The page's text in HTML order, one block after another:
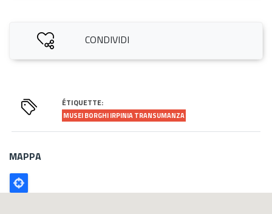
CONDIVIDI
ÉTIQUETTE:
MUSEI BORGHI IRPINIA TRANSUMANZA
MAPPA
Poligono
GEO